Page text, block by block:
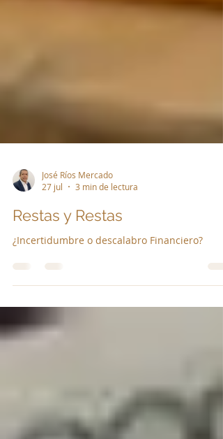
27 jul
3 min de lectura
Restas y Restas
¿Incertidumbre o descalabro Financiero?